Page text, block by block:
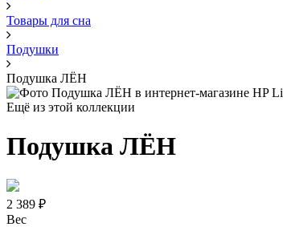
Товары для сна
Подушки
Подушка ЛЁН
Ещё из этой коллекции
Подушка ЛЁН
2 389 ₽
Вес